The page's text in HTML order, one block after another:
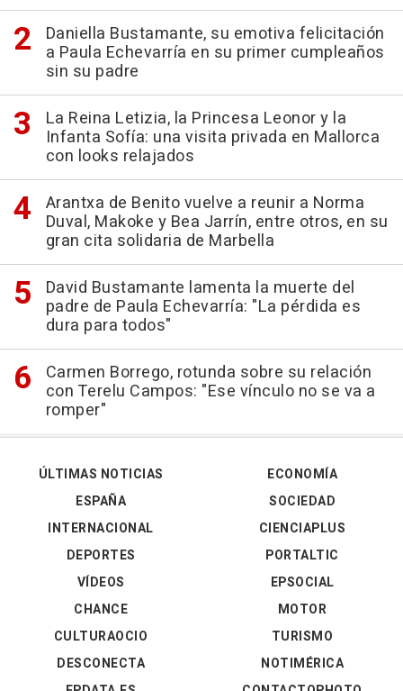
Daniella Bustamante, su emotiva felicitación
a Paula Echevarría en su primer cumpleaños
sin su padre
La Reina Letizia, la Princesa Leonor y la
Infanta Sofía: una visita privada en Mallorca
con looks relajados
Arantxa de Benito vuelve a reunir a Norma
Duval, Makoke y Bea Jarrín, entre otros, en su
gran cita solidaria de Marbella
David Bustamante lamenta la muerte del
padre de Paula Echevarría: "La pérdida es
dura para todos"
Carmen Borrego, rotunda sobre su relación
con Terelu Campos: "Ese vínculo no se va a
romper"
ÚLTIMAS NOTICIAS
ESPAÑA
INTERNACIONAL
DEPORTES
VÍDEOS
ECONOMÍA
SOCIEDAD
CIENCIAPLUS
PORTALTIC
EPSOCIAL
CHANCE
CULTURAOCIO
DESCONECTA
MOTOR
TURISMO
NOTIMÉRICA